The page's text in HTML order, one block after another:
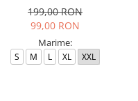
199,00 RON
99,00 RON
Marime:
S M L XL XXL